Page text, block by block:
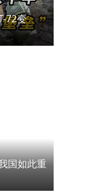
72变
国如此重